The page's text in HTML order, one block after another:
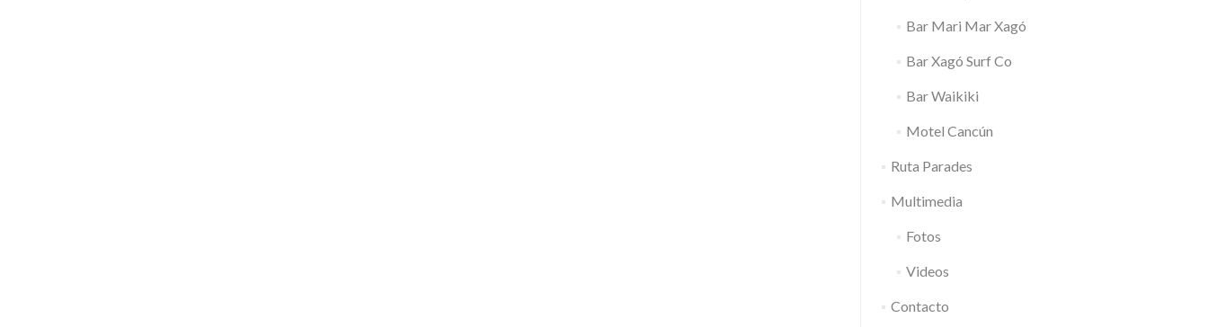
Bar Mari Mar Xagó
Bar Xagó Surf Co
Bar Waikiki
Motel Cancún
Ruta Parades
Multimedia
Fotos
Videos
Contacto